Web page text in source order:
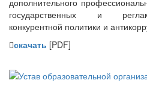
дополнительного
государственных и
конкурентной политики и
скачать [PDF]